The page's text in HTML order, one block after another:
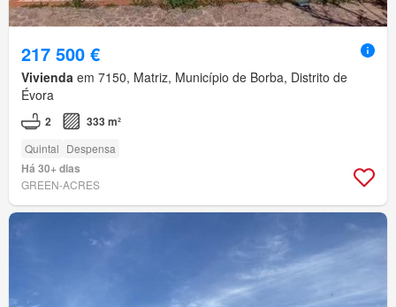
217 500 €
Vivienda em 7150, Matriz, Município de Borba, Distrito de
Évora
2 333 m²
Quintal Despensa
Há 30+ dias
GREEN-ACRES